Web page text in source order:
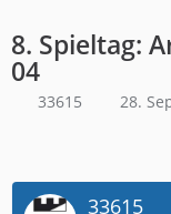
8. Spieltag:
04
33615 28.
33615